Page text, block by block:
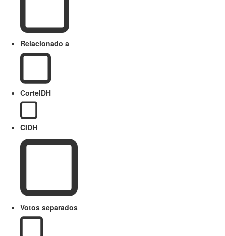
Relacionado a
CorteIDH
CIDH
Votos separados